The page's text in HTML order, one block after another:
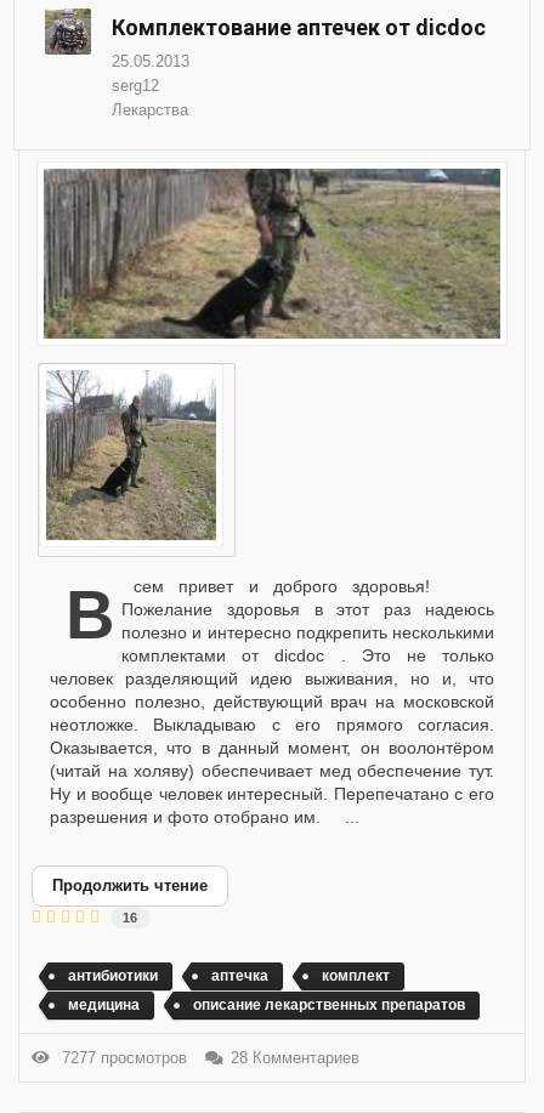
Комплектование аптечек от dicdoc
25.05.2013
serg12
Лекарства
Всем привет и доброго здоровья! Пожелание здоровья в этот раз надеюсь
полезно и интересно подкрепить несколькими
комплектами от dicdoc . Это не только
человек разделяющий идею выживания, но и, что
особенно полезно, действующий врач на московской
неотложке. Выкладываю с его прямого согласия.
Оказывается, что в данный момент, он воолонтёром
(читай на холяву) обеспечивает мед обеспечение тут.
Ну и вообще человек интересный. Перепечатано с его
разрешения и фото отобрано им. ...
Продолжить чтение
16
антибиотики аптечка
комплект
медицина
описание лекарственных препаратов
7277 просмотров 28 Комментариев